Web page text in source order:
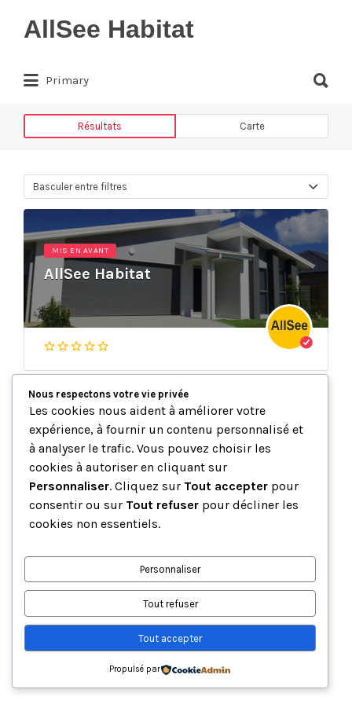
AllSee Habitat
Annuaire des entreprises du bâtiment
Rechercher:
Primary
Résultats Carte
Basculer entre filtres
MIS EN AVANT
AllSee Habitat
Afficher plus de résultats
Copyright AllSee Habitat © 2026. Tous droits réservés
Nous respectons votre vie privée
Les cookies nous aident à améliorer votre
expérience, à fournir un contenu personnalisé et
à analyser le trafic. Vous pouvez choisir les
cookies à autoriser en cliquant sur
Personnaliser. Cliquez sur Tout accepter pour
consentir ou sur Tout refuser pour décliner les
cookies non essentiels.
Personnaliser
Tout refuser
Tout accepter
Propulsé par